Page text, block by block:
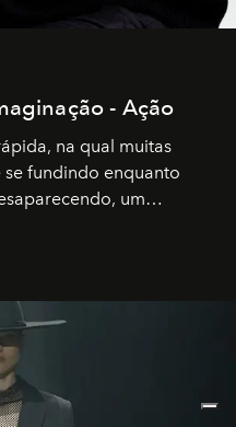
- Ação
na qual muitas
se fundindo enquanto
um
para muitos
de missão na vida e